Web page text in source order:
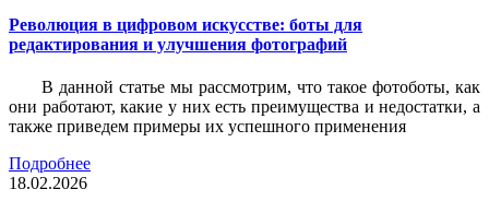
Революция в цифровом искусстве: боты для
редактирования и улучшения фотографий
В данной статье мы рассмотрим, что такое фотоботы, как
они работают, какие у них есть преимущества и недостатки, а
также приведем примеры их успешного применения
Подробнее
18.02.2026